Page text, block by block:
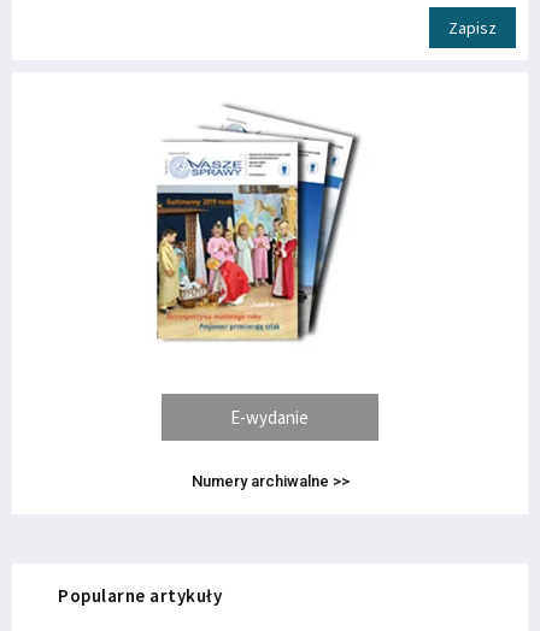
Zapisz
E-wydanie
Numery archiwalne >>
Popularne artykuły